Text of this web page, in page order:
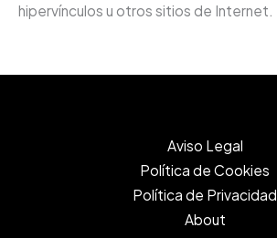
hipervínculos u otros sitios de Internet.
Aviso Legal
Política de Cookies
Política de Privacidad
About